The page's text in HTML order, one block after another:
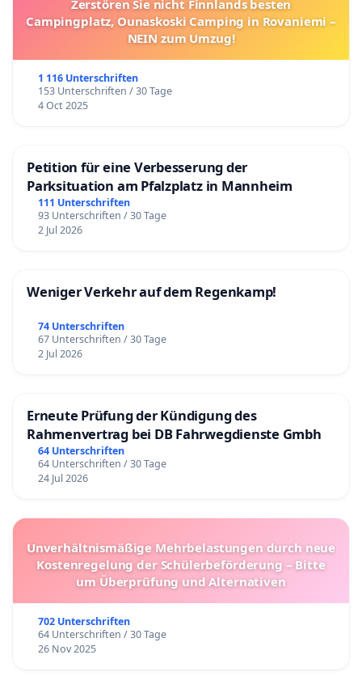
Zerstören Sie nicht Finnlands besten
Campingplatz, Ounaskoski Camping in Rovaniemi –
NEIN zum Umzug!
1 116 Unterschriften
153 Unterschriften / 30 Tage
4 Oct 2025
Petition für eine Verbesserung der
Parksituation am Pfalzplatz in Mannheim
111 Unterschriften
93 Unterschriften / 30 Tage
2 Jul 2026
Weniger Verkehr auf dem Regenkamp!
74 Unterschriften
67 Unterschriften / 30 Tage
2 Jul 2026
Erneute Prüfung der Kündigung des
Rahmenvertrag bei DB Fahrwegdienste Gmbh
64 Unterschriften
64 Unterschriften / 30 Tage
24 Jul 2026
Unverhältnismäßige Mehrbelastungen durch neue
Kostenregelung der Schülerbeförderung – Bitte
um Überprüfung und Alternativen
702 Unterschriften
64 Unterschriften / 30 Tage
26 Nov 2025